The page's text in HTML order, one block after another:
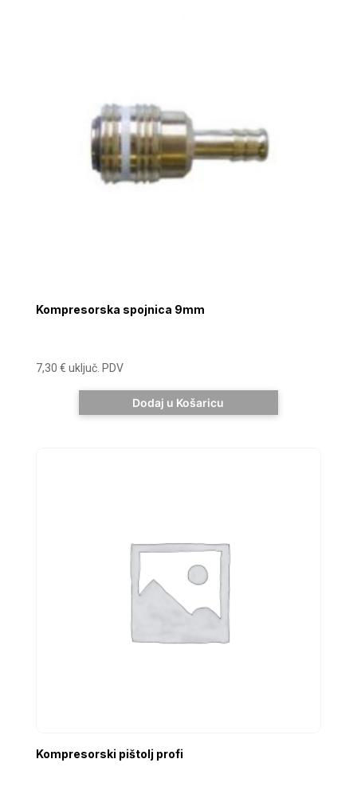
Kompresorska spojnica 9mm
7,30 € uključ. PDV
Dodaj u Košaricu
Kompresorski pištolj profi